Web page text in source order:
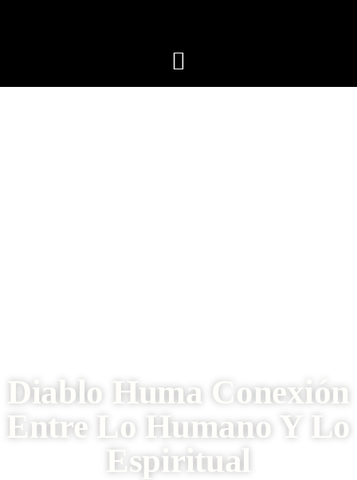
Diablo Huma Conexión
Entre Lo Humano Y Lo
Espiritual